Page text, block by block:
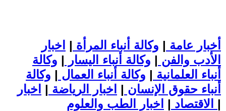
أخبار عامة | وكالة أنباء المرأة | اخبار
الأدب والفن | وكالة أنباء اليسار | وكالة
أنباء العلمانية | وكالة أنباء العمال | وكالة
أنباء حقوق الإنسان | اخبار الرياضة | اخبار
الاقتصاد | |